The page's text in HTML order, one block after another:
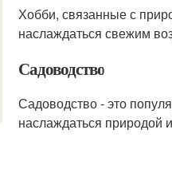
Хобби, связанные с
наслаждаться свежим
Садоводство
Садоводство - это
наслаждаться природой